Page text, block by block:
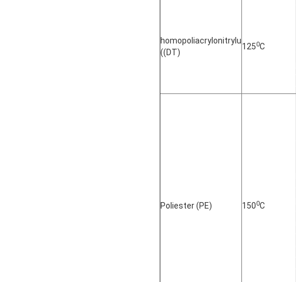
homopoliacrylonitrylu
((DT)
1250C
Poliester (PE) 1500C